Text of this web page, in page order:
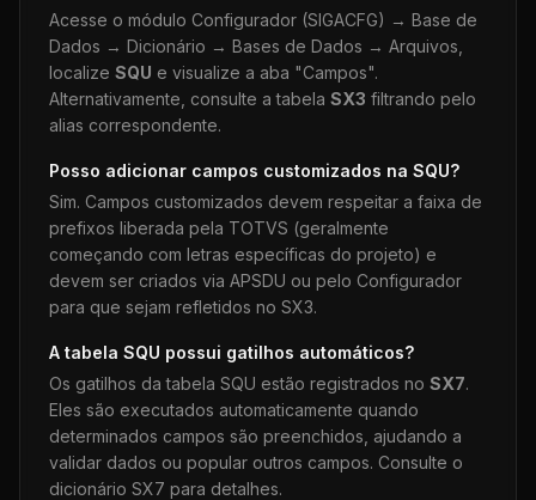
Acesse o módulo Configurador (SIGACFG) → Base de
Dados → Dicionário → Bases de Dados → Arquivos,
localize SQU e visualize a aba "Campos".
Alternativamente, consulte a tabela SX3 filtrando pelo
alias correspondente.
Posso adicionar campos customizados na SQU?
Sim. Campos customizados devem respeitar a faixa de
prefixos liberada pela TOTVS (geralmente
começando com letras específicas do projeto) e
devem ser criados via APSDU ou pelo Configurador
para que sejam refletidos no SX3.
A tabela SQU possui gatilhos automáticos?
Os gatilhos da tabela SQU estão registrados no SX7.
Eles são executados automaticamente quando
determinados campos são preenchidos, ajudando a
validar dados ou popular outros campos. Consulte o
dicionário SX7 para detalhes.